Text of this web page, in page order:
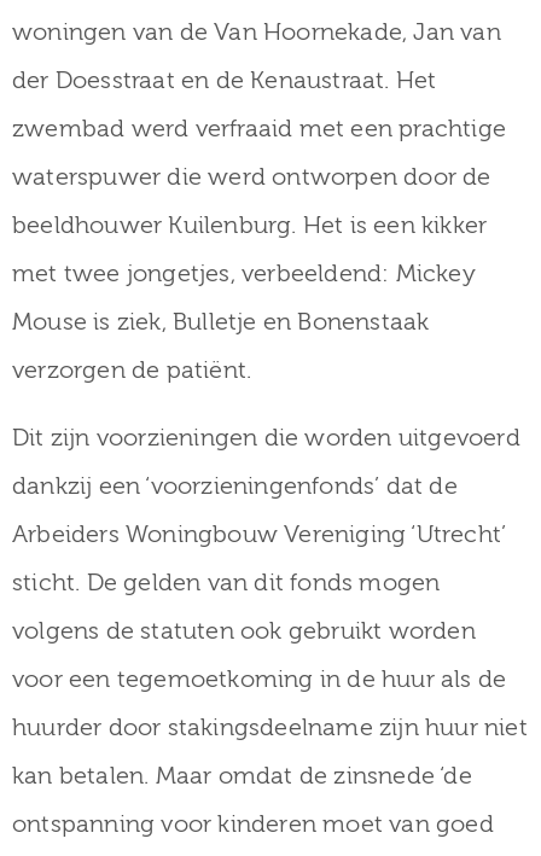
woningen van de Van Hoornekade, Jan van
der Doesstraat en de Kenaustraat. Het
zwembad werd verfraaid met een prachtige
waterspuwer die werd ontworpen door de
beeldhouwer Kuilenburg. Het is een kikker
met twee jongetjes, verbeeldend: Mickey
Mouse is ziek, Bulletje en Bonenstaak
verzorgen de patiënt.
Dit zijn voorzieningen die worden uitgevoerd
dankzij een ‘voorzieningenfonds’ dat de
Arbeiders Woningbouw Vereniging ‘Utrecht’
sticht. De gelden van dit fonds mogen
volgens de statuten ook gebruikt worden
voor een tegemoetkoming in de huur als de
huurder door stakingsdeelname zijn huur niet
kan betalen. Maar omdat de zinsnede ‘de
ontspanning voor kinderen moet van goed